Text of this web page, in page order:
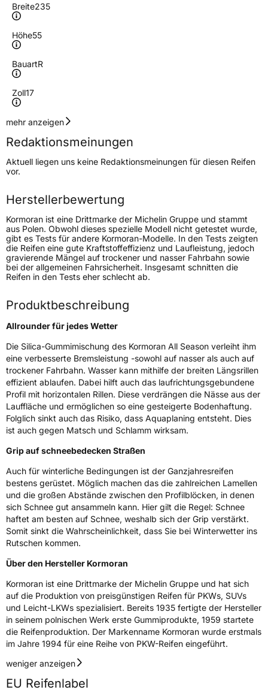
Breite235
Höhe55
BauartR
Zoll17
Geschwindigkeitsindex
Höchstgeschwindigkeit
240 km/h
Lastindex103
Höchstlast875 kg
Gewicht (in kg)
12,62 kg
Generelle Merkmale
FahrzeugtypSUV
VerwendungGanzjahresreifen
Modellname
All Season SUV
Weitere Eigenschaften
SchlauchtypTL
ZustandNeureifen
M+SJa
VerstärktXL
EU Label
EffizienzC
NasshaftungD
Rollgeräusch (Klasse)A
Rollgeräusch (dB)68
FahrzeugklasseC1
3PMSF / Schneeflockensymbol / Alpine-SymbolJa
EPREL ID
408645
mehr anzeigen
Redaktionsmeinungen
Aktuell liegen uns keine Redaktionsmeinungen für diesen Reifen
vor.
Herstellerbewertung
Kormoran ist eine Drittmarke der Michelin Gruppe und stammt
aus Polen. Obwohl dieses spezielle Modell nicht getestet wurde,
gibt es Tests für andere Kormoran-Modelle. In den Tests zeigten
die Reifen eine gute Kraftstoffeffizienz und Laufleistung, jedoch
gravierende Mängel auf trockener und nasser Fahrbahn sowie
bei der allgemeinen Fahrsicherheit. Insgesamt schnitten die
Reifen in den Tests eher schlecht ab.
Produktbeschreibung
Allrounder für jedes Wetter
Die Silica-Gummimischung des Kormoran All Season verleiht ihm
eine verbesserte Bremsleistung -sowohl auf nasser als auch auf
trockener Fahrbahn. Wasser kann mithilfe der breiten Längsrillen
effizient ablaufen. Dabei hilft auch das laufrichtungsgebundene
Profil mit horizontalen Rillen. Diese verdrängen die Nässe aus der
Lauffläche und ermöglichen so eine gesteigerte Bodenhaftung.
Folglich sinkt auch das Risiko, dass Aquaplaning entsteht. Dies
ist auch gegen Matsch und Schlamm wirksam.
Grip auf schneebedecken Straßen
Auch für winterliche Bedingungen ist der Ganzjahresreifen
bestens gerüstet. Möglich machen das die zahlreichen Lamellen
und die großen Abstände zwischen den Profilblöcken, in denen
sich Schnee gut ansammeln kann. Hier gilt die Regel: Schnee
haftet am besten auf Schnee, weshalb sich der Grip verstärkt.
Somit sinkt die Wahrscheinlichkeit, dass Sie bei Winterwetter ins
Rutschen kommen.
Über den Hersteller Kormoran
Kormoran ist eine Drittmarke der Michelin Gruppe und hat sich
auf die Produktion von preisgünstigen Reifen für PKWs, SUVs
und Leicht-LKWs spezialisiert. Bereits 1935 fertigte der Hersteller
in seinem polnischen Werk erste Gummiprodukte, 1959 startete
die Reifenproduktion. Der Markenname Kormoran wurde erstmals
im Jahre 1994 für eine Reihe von PKW-Reifen eingeführt.
weniger anzeigen
EU Reifenlabel